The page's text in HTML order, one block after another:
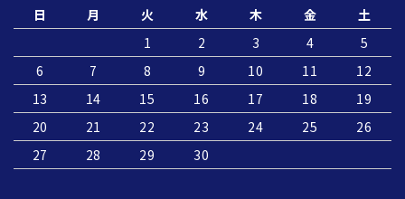
日
月 火 水 木 金
土
1
2 3 4
5
6
7 8 9 10 11
12
13
14 15 16 17 18
19
20
21 22 23 24 25
26
27
28 29 30